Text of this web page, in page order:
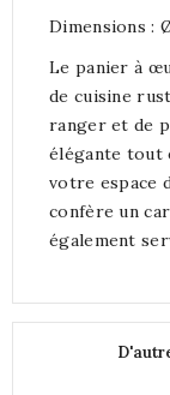
Dimensions :
Le panier à
de cuisine
ranger et de
élégante tout
votre espace
confère un
également